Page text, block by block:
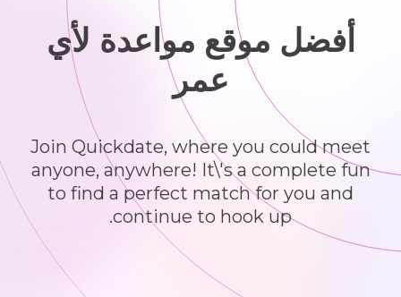
أفضل موقع مواعدة لأي
عمر
Join Quickdate, where you could meet
anyone, anywhere! It\'s a complete fun
to find a perfect match for you and
continue to hook up.